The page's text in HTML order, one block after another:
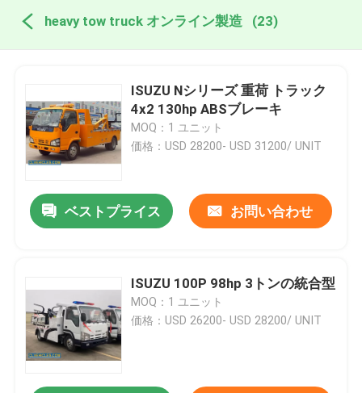
heavy tow truck オンライン製造 (23)
ISUZU Nシリーズ 重荷 トラック
4x2 130hp ABSブレーキ
MOQ：1 ユニット
価格：USD 28200- USD 31200/ UNIT
ベストプライス お問い合わせ
ISUZU 100P 98hp 3トンの統合型
MOQ：1 ユニット
価格：USD 26200- USD 28200/ UNIT